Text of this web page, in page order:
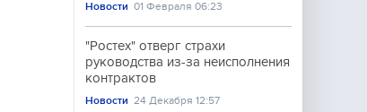
Новости 01 Февраля 06:23
"Ростех" отверг страхи
руководства из-за неисполнения
контрактов
Новости 24 Декабря 12:57